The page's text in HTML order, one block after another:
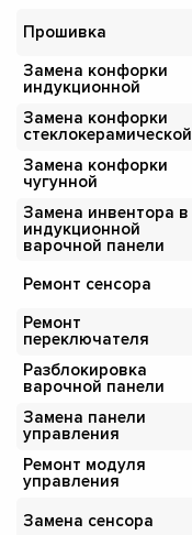
Прошивка
Замена конфорки
индукционной
Замена конфорки
стеклокерамической
Замена конфорки
чугунной
Замена инвентора в
индукционной
варочной панели
Ремонт сенсора
Ремонт
переключателя
Разблокировка
варочной панели
Замена панели
управления
Ремонт модуля
управления
Замена сенсора